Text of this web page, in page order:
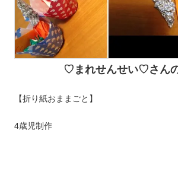
♡まれせんせい♡さん
【折り紙おままごと】
4歳児制作